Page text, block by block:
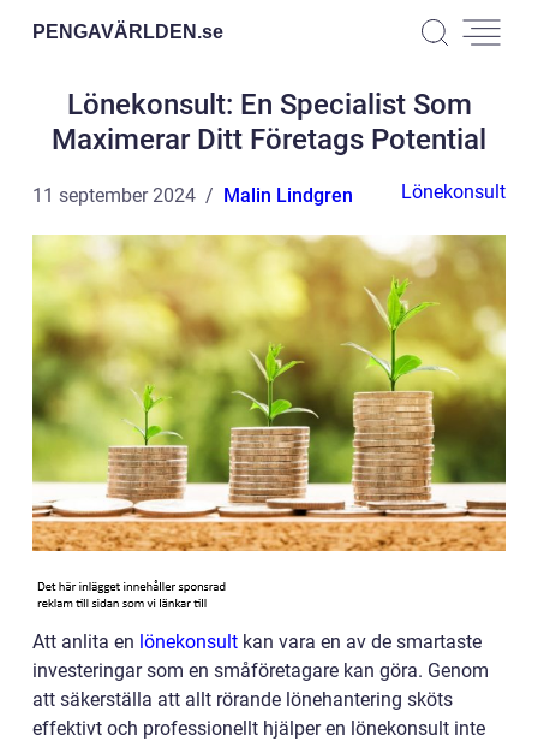
PENGAVÄRLDEN.se
Lönekonsult: En Specialist Som
Maximerar Ditt Företags Potential
11 september 2024 Malin Lindgren Lönekonsult
Att anlita en lönekonsult kan vara en av de smartaste
investeringar som en småföretagare kan göra. Genom
att säkerställa att allt rörande lönehantering sköts
effektivt och professionellt hjälper en lönekonsult inte